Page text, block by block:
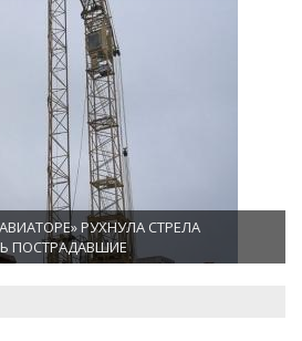
РУХНУЛА СТРЕЛА
ПОСТРАДАВШИЕ